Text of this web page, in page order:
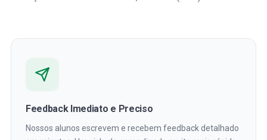
Feedback Imediato e Preciso
Nossos alunos escrevem e recebem feedback detalhado